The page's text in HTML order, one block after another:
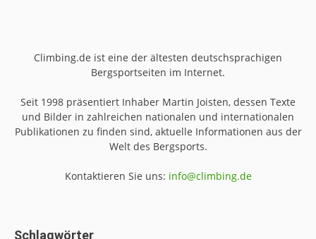
Climbing.de ist eine der ältesten deutschsprachigen
Bergsportseiten im Internet.
Seit 1998 präsentiert Inhaber Martin Joisten, dessen Texte
und Bilder in zahlreichen nationalen und internationalen
Publikationen zu finden sind, aktuelle Informationen aus der
Welt des Bergsports.
Kontaktieren Sie uns: info@climbing.de
Schlagwörter